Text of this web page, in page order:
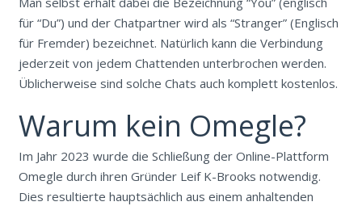
für “Du”) und der Chatpartner wird als “Stranger” (Englisch
für Fremder) bezeichnet. Natürlich kann die Verbindung
jederzeit von jedem Chattenden unterbrochen werden.
Üblicherweise sind solche Chats auch komplett kostenlos.
Warum kein Omegle?
Im Jahr 2023 wurde die Schließung der Online-Plattform
Omegle durch ihren Gründer Leif K-Brooks notwendig.
Dies resultierte hauptsächlich aus einem anhaltenden